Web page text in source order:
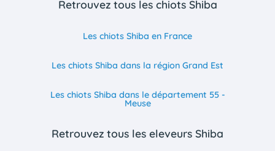
Retrouvez tous les chiots Shiba
Les chiots Shiba en France
Les chiots Shiba dans la région Grand Est
Les chiots Shiba dans le département 55 -
Meuse
Retrouvez tous les eleveurs Shiba